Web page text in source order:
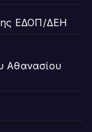
ΕΔΟΠ/ΔΕΗ
Αθανασίου